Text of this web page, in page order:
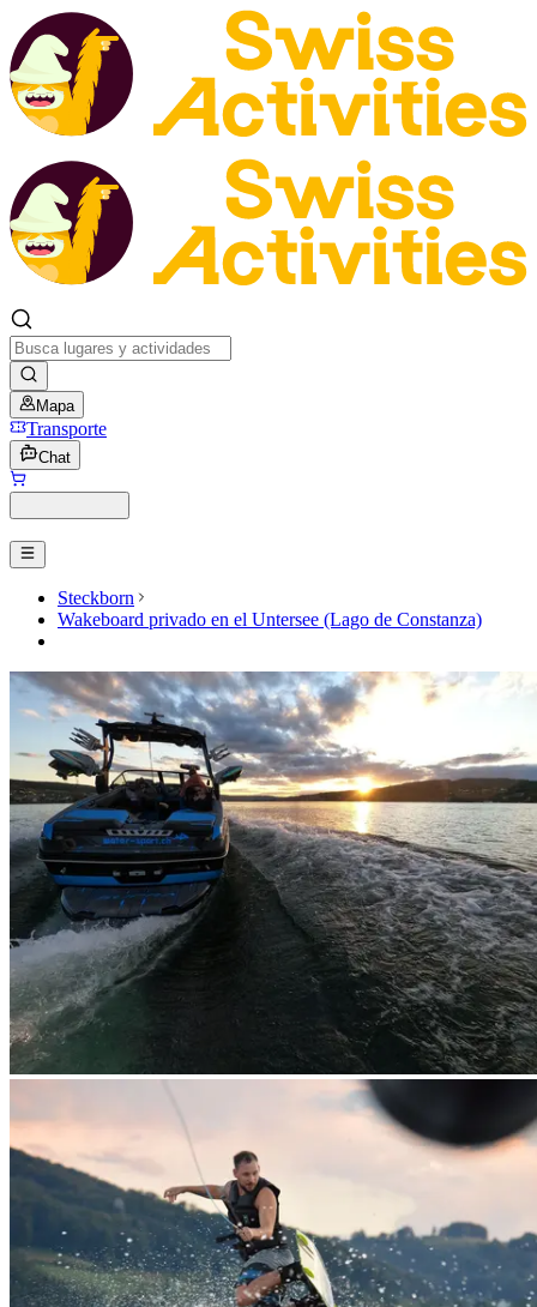
Mapa
Transporte
Chat
Steckborn
Wakeboard privado en el Untersee (Lago de Constanza)